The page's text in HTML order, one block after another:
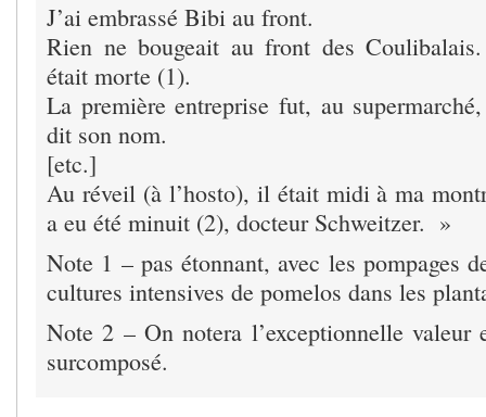
J’ai embrassé Bibi au front.
Rien ne bougeait au front des
était morte (1).
La première entreprise fut, au
dit son nom.
[etc.]
Au réveil (à l’hosto), il était midi à ma
a eu été minuit (2), docteur Schweitzer. »
Note 1 – pas étonnant, avec les pompages
cultures intensives de pomelos dans les
Note 2 – On notera l’exceptionnelle valeur
surcomposé.